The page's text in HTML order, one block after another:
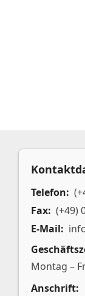
Telefon:
Fax: (+49)
E-Mail:
Montag –
Anschrift: